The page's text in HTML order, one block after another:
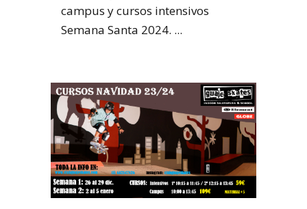
campus y cursos intensivos
Semana Santa 2024. ...